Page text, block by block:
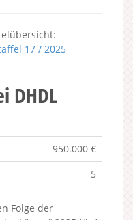
17 / 2025
DHDL
950.000 €
5
Folge der